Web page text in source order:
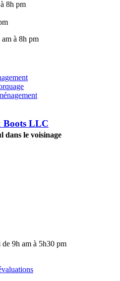
8h pm
à 8h pm
Boots LLC
dans le voisinage
9h am à 5h30 pm